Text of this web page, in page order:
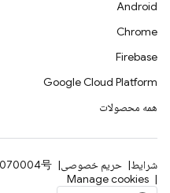
Android
Chrome
Firebase
Google Cloud Platform
همه محصولات
شرایط حریم خصوصی
号
Manage cookies